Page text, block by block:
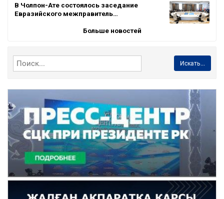
В Чолпон-Ате состоялось заседание
Евразийского межправитель…
Больше новостей
Искать...